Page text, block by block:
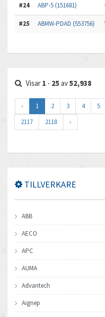
#24 ABP-5 (151681)
#25 ABMW-PDAD (553756)
Visar 1 - 25 av52,938
‹ 1 2 3 4 5
2117
2118 ›
TILLVERKARE
ABB
AECO
APC
AUMA
Advantech
Aignep